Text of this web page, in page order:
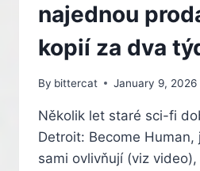
najednou
kopií za dva
By bittercat January 9, 2026
Několik let staré sci-fi
Detroit: Become Human,
sami ovlivňují (viz